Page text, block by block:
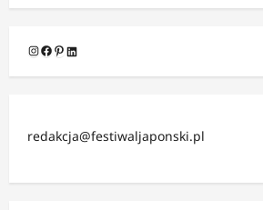
Instagram
Facebook
Pinterest
LinkedIn
redakcja@festiwaljaponski.pl